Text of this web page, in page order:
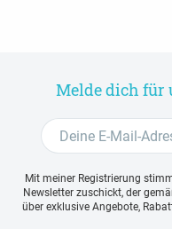
Melde dich für
Mit meiner Registrierung
Newsletter zuschickt, der
über exklusive Angebote,